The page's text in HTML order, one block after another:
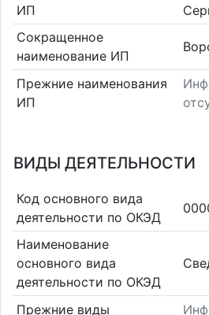
ИП
Сокращенное
наименование ИП
Прежние наименования
ИП
ВИДЫ ДЕЯТЕЛЬНОСТИ
Код основного вида
деятельности по ОКЭД
Наименование
основного вида
деятельности по ОКЭД
Прежние виды